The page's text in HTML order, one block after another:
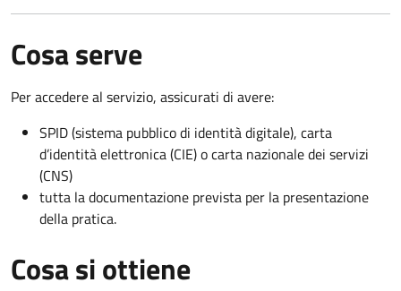
Cosa serve
Per accedere al servizio, assicurati di avere:
SPID (sistema pubblico di identità digitale), carta
d’identità elettronica (CIE) o carta nazionale dei servizi
(CNS)
tutta la documentazione prevista per la presentazione
della pratica.
Cosa si ottiene